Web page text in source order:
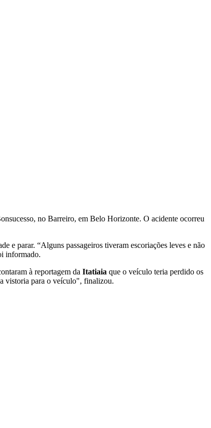
no Barreiro, em Belo Horizonte. O acidente ocorreu
e parar. “Alguns passageiros tiveram escoriações leves e não
informado.
à reportagem da Itatiaia que o veículo teria perdido os
vistoria para o veículo", finalizou.